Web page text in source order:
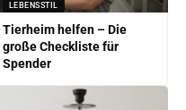
LEBENSSTIL
Tierheim helfen – Die
große Checkliste für
Spender